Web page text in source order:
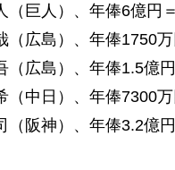
（巨人）、年俸6億円
（広島）、年俸1750
（広島）、年俸1.5億
（中日）、年俸7300
（阪神）、年俸3.2億